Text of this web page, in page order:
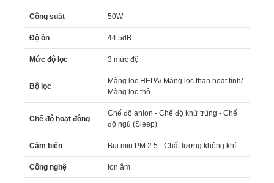
Công suất 50W
Độ ồn 44.5dB
Mức độ lọc 3 mức độ
Bộ lọc
Màng lọc HEPA/ Màng lọc than hoạt tính/
Màng lọc thô
Chế độ hoạt động
Chế độ anion - Chế độ khử trùng - Chế
độ ngủ (Sleep)
Cảm biến Bụi mịn PM 2.5 - Chất lượng không khí
Công nghệ Ion âm